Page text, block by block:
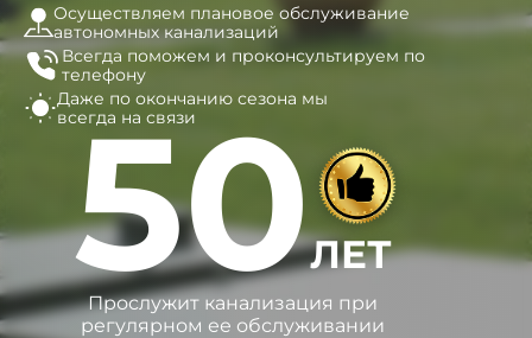
Осуществляем плановое обслуживание
автономных канализаций
Всегда поможем и проконсультируем по
телефону
Даже по окончанию сезона мы
всегда на связи
50ЛЕТ
Прослужит канализация при
регулярном ее обслуживании